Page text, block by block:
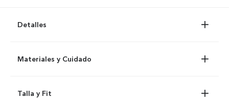
Detalles
Materiales y Cuidado
Talla y Fit